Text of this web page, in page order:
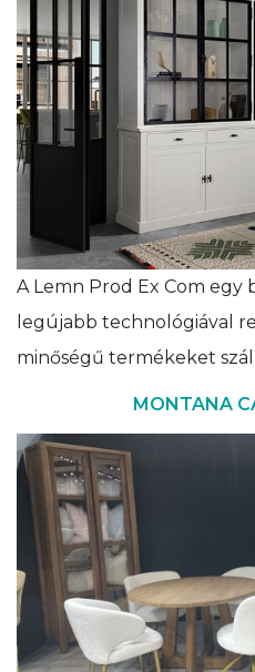
A Lemn Prod Ex Com egy
legújabb technológiával
minőségű termékeket
MONTANA